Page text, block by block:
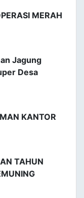
MERAH
Jagung
Desa
KANTOR
TAHUN